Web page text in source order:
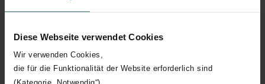
Diese Webseite verwendet Cookies
Wir verwenden Cookies,
die für die Funktionalität der Website erforderlich sind
Hulpstukverloop